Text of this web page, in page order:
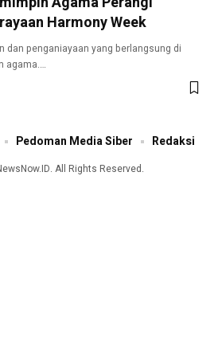
Harmony Week
dan penganiayaan yang berlangsung di
agama.…
All Rights Reserved.
Pedoman Media Siber Redaksi